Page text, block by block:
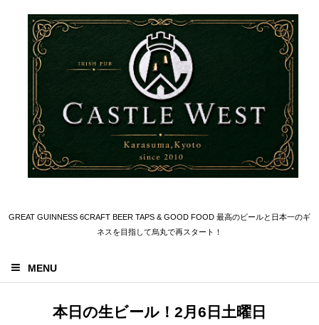
GREAT GUINNESS 6CRAFT BEER TAPS & GOOD FOOD 最高のビールと日本一のギ
ネスを目指して烏丸で再スタート！
MENU
本日の生ビール！2月6日土曜日